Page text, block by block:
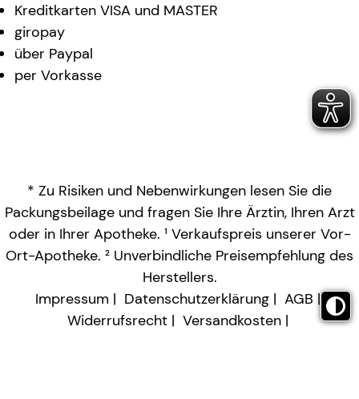
Kreditkarten VISA und MASTER
giropay
über Paypal
per Vorkasse
* Zu Risiken und Nebenwirkungen lesen Sie die
Packungsbeilage und fragen Sie Ihre Ärztin, Ihren Arzt
oder in Ihrer Apotheke. ¹ Verkaufspreis unserer Vor-
Ort-Apotheke. ² Unverbindliche Preisempfehlung des
Herstellers.
Impressum
Datenschutzerklärung
AGB
Widerrufsrecht
Versandkosten